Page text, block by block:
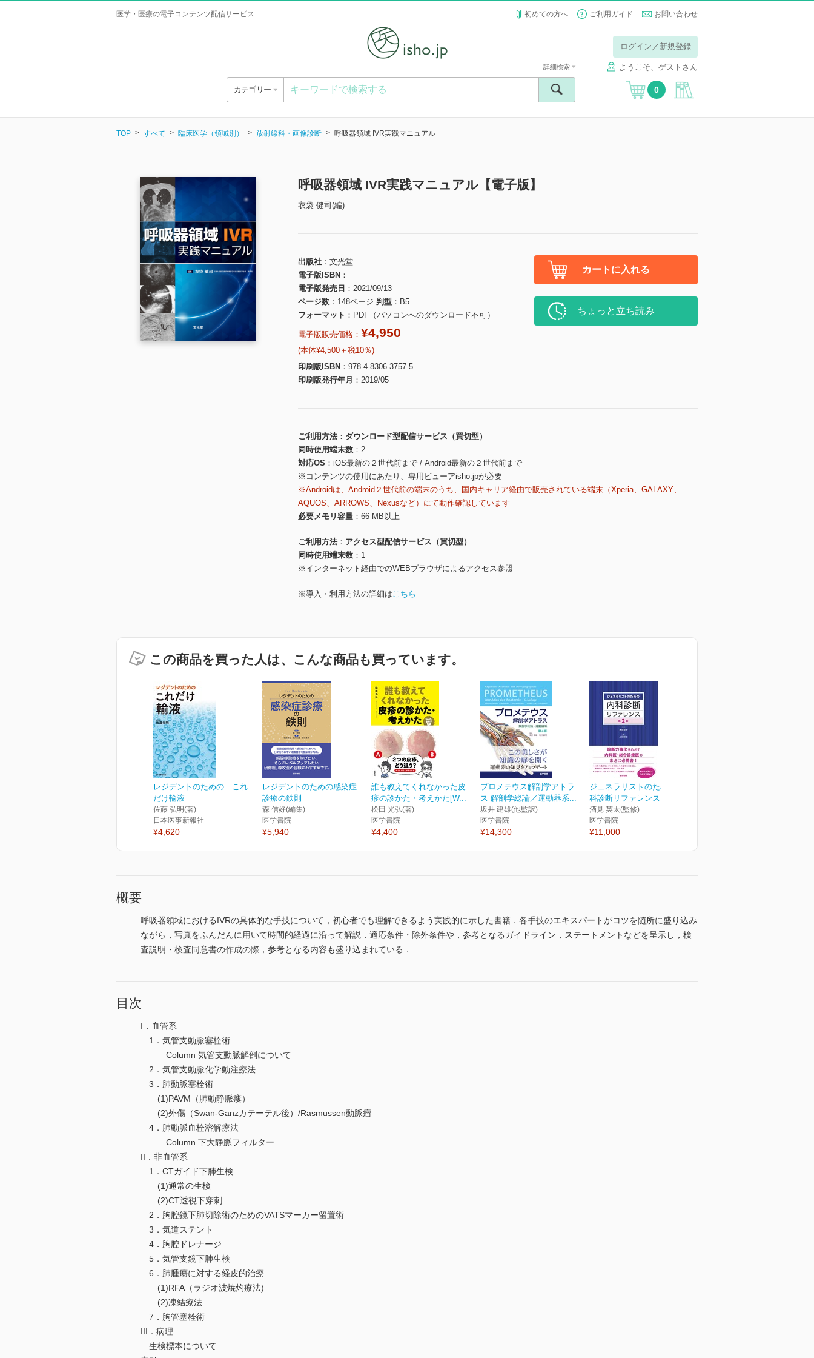
医学・医療の電子コンテンツ配信サービス 初めての方へ ご利用ガイド お問い合わせ
ログイン／新規登録
ようこそ、ゲストさん
カテゴリー
詳細検索
0
TOP すべて 臨床医学（領域別） 放射線科・画像診断 呼吸器領域 IVR実践マニュアル
呼吸器領域 IVR実践マニュアル【電子版】
衣袋 健司(編)
出版社
文光堂
電子版ISBN
電子版発売日
2021/09/13
ページ数
148ページ 判型
B5
フォーマット
PDF（パソコンへのダウンロード不可）
電子版販売価格： ¥4,950
(本体¥4,500＋税10％)
印刷版ISBN
978-4-8306-3757-5
印刷版発行年月
2019/05
カートに入れる
ちょっと立ち読み
ご利用方法
ダウンロード型配信サービス（買切型）
同時使用端末数
2
対応OS
iOS最新の２世代前まで / Android最新の２世代前まで
※コンテンツの使用にあたり、専用ビューアisho.jpが必要
※Androidは、Android２世代前の端末のうち、国内キャリア経由で販売されている端末（Xperia、GALAXY、
AQUOS、ARROWS、Nexusなど）にて動作確認しています
必要メモリ容量
66 MB以上
ご利用方法
アクセス型配信サービス（買切型）
同時使用端末数
1
※インターネット経由でのWEBブラウザによるアクセス参照
※導入・利用方法の詳細はこちら
この商品を買った人は、こんな商品も買っています。
レジデントのための これ
だけ輸液
佐藤 弘明(著)
日本医事新報社
¥4,620
レジデントのための感染症
診療の鉄則
森 信好(編集)
医学書院
¥5,940
誰も教えてくれなかった皮
疹の診かた・考えかた[W...
松田 光弘(著)
医学書院
¥4,400
プロメテウス解剖学アトラ
ス 解剖学総論／運動器系...
坂井 建雄(他監訳)
医学書院
¥14,300
ジェネラリストのための内
科診断リファレンス 第2版
酒見 英太(監修)
医学書院
¥11,000
概要
呼吸器領域におけるIVRの具体的な手技について，初心者でも理解できるよう実践的に示した書籍．各手技のエキスパートがコツを随所に盛り込み
ながら，写真をふんだんに用いて時間的経過に沿って解説．適応条件・除外条件や，参考となるガイドライン，ステートメントなどを呈示し，検
査説明・検査同意書の作成の際，参考となる内容も盛り込まれている．
目次
I．血管系
1．気管支動脈塞栓術
Column 気管支動脈解剖について
2．気管支動脈化学動注療法
3．肺動脈塞栓術
(1)PAVM（肺動静脈瘻）
(2)外傷（Swan-Ganzカテーテル後）/Rasmussen動脈瘤
4．肺動脈血栓溶解療法
Column 下大静脈フィルター
II．非血管系
1．CTガイド下肺生検
(1)通常の生検
(2)CT透視下穿刺
2．胸腔鏡下肺切除術のためのVATSマーカー留置術
3．気道ステント
4．胸腔ドレナージ
5．気管支鏡下肺生検
6．肺腫瘍に対する経皮的治療
(1)RFA（ラジオ波焼灼療法)
(2)凍結療法
7．胸管塞栓術
III．病理
生検標本について